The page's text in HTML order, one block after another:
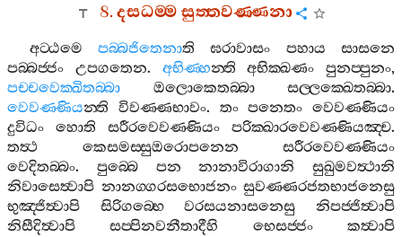
8.දසධම‍්මසුත‍්තවණ‍්ණනා
අට‍්ඨමෙ පබ‍්බජිතෙනාති ඝරාවාසං පහාය
සාසනෙ
පබ‍්බජ‍්ජං
උපගතෙන. අභිණ‍්හන‍්ති අභික‍්ඛණං පුනප‍්පුනං,
පච‍්චවෙක‍්ඛිතබ‍්බා
ඔලොකෙතබ‍්බා සල‍්ලක‍්ඛෙතබ‍්බා.
වෙවණ‍්ණියන‍්ති විවණ‍්ණභාවං. තං පනෙතං වෙවණ‍්ණියං
දුවිධං
හොති සරීරවෙවණ‍්ණියං පරික‍්ඛාරවෙවණ‍්ණියඤ‍්ච.
තත්‍ථ
කෙසමස‍්සුඔරොපනෙන
සරීරවෙවණ‍්ණියං
වෙදිතබ‍්බං. පුබ‍්බෙ පන නානාවිරාගානි
සුඛුමවත්‍ථානි
නිවාසෙත්‍වාපි නානග‍්ගරසභොජනං සුවණ‍්ණරජතභාජනෙසු
භුඤ‍්ජිත්‍වාපි
සිරිගබ‍්භෙ වරසයනාසනෙසු
නිපජ‍්ජිත්‍වාපි
නිසීදිත්‍වාපි
සප‍්පිනවනීතාදීහි භෙසජ‍්ජං
කත්‍වාපි